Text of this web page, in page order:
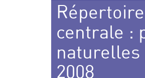
centrale :
naturelles
2008